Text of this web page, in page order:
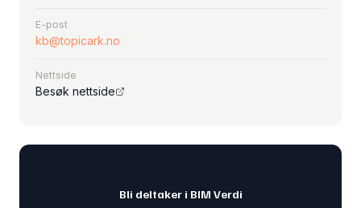
E-post
kb@topicark.no
Nettside
Besøk nettside
Bli deltaker i BIM Verdi